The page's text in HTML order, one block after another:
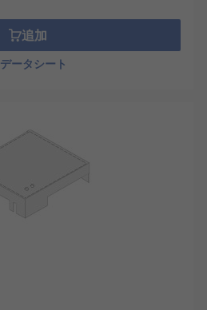
追加
データシート